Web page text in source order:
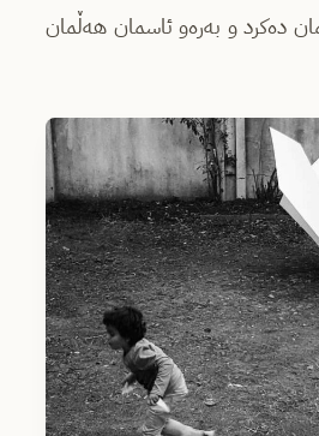
دەکرد و بەرەو ئاسمان هەڵمان